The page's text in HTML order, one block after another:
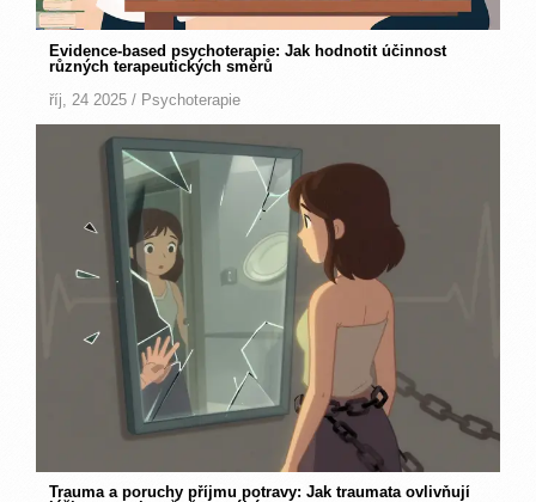
Evidence‑based psychoterapie: Jak hodnotit účinnost
různých terapeutických směrů
říj, 24 2025 / Psychoterapie
Trauma a poruchy příjmu potravy: Jak traumata ovlivňují